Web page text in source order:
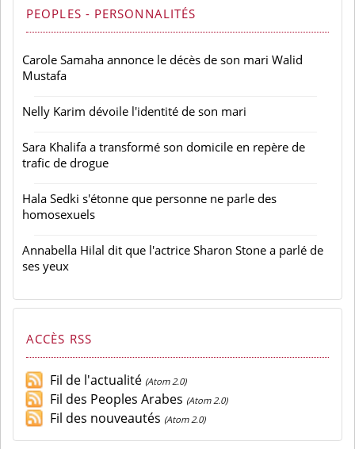
PEOPLES - PERSONNALITÉS
Carole Samaha annonce le décès de son mari Walid
Mustafa
Nelly Karim dévoile l'identité de son mari
Sara Khalifa a transformé son domicile en repère de
trafic de drogue
Hala Sedki s'étonne que personne ne parle des
homosexuels
Annabella Hilal dit que l'actrice Sharon Stone a parlé de
ses yeux
ACCÈS RSS
Fil de l'actualité (Atom 2.0)
Fil des Peoples Arabes (Atom 2.0)
Fil des nouveautés (Atom 2.0)